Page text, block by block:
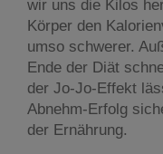
wir uns die Kilos
Körper den
umso schwerer.
Ende der Diät
der Jo-Jo-Effekt
Abnehm-Erfolg
der Ernährung.